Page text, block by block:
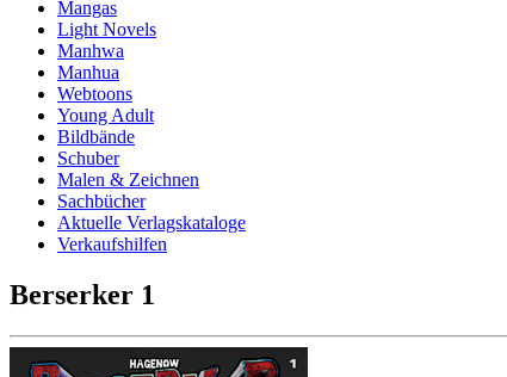
Mangas
Light Novels
Manhwa
Manhua
Webtoons
Young Adult
Bildbände
Schuber
Malen & Zeichnen
Sachbücher
Aktuelle Verlagskataloge
Verkaufshilfen
Berserker 1